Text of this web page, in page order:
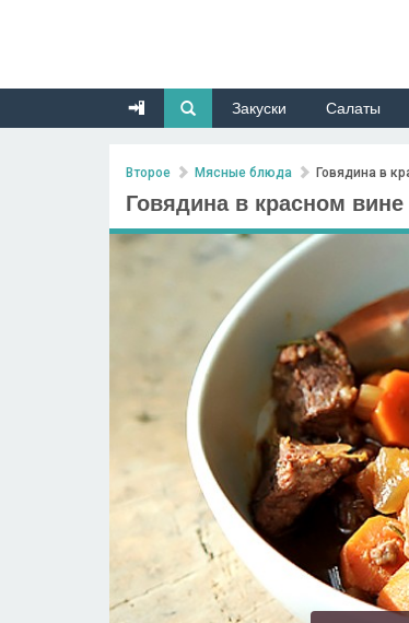
Закуски Салаты
Второе Мясные блюда Говядина в
Говядина в красном вине